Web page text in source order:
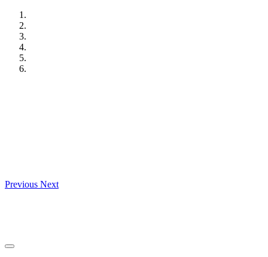
Skip
content
Previous Next